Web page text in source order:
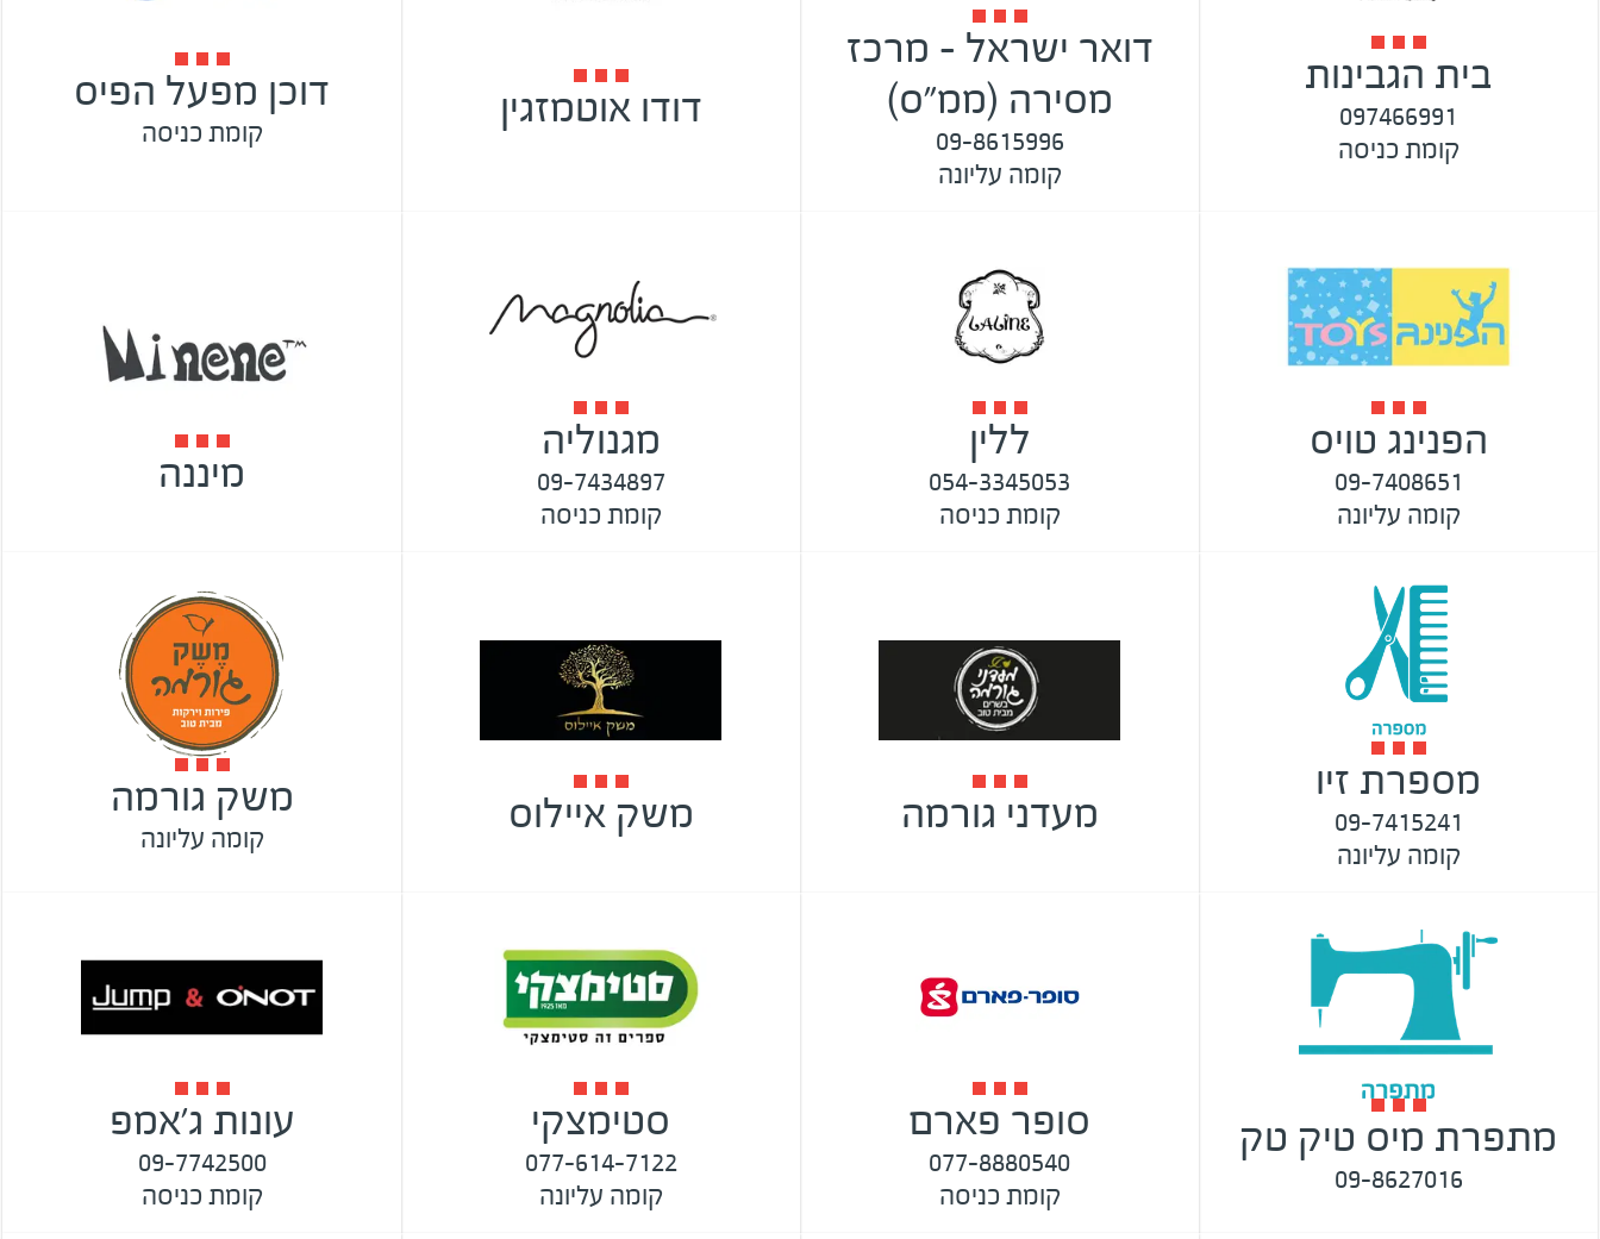
בית הגבינות
097466991
קומת כניסה
דואר ישראל - מרכז
מסירה (ממ"ס)
09-8615996
קומה עליונה
דודו אוטמזגין דוכן מפעל הפיס
קומת כניסה
הפנינג טויס
09-7408651
קומה עליונה
ללין
054-3345053
קומת כניסה
מגנוליה
09-7434897
קומת כניסה
מיננה
מספרת זיו
09-7415241
קומה עליונה
מעדני גורמה משק איילוס משק גורמה
קומה עליונה
מתפרת מיס טיק טק
09-8627016
סופר פארם
077-8880540
קומת כניסה
סטימצקי
077-614-7122
קומה עליונה
עונות ג'אמפ
09-7742500
קומת כניסה